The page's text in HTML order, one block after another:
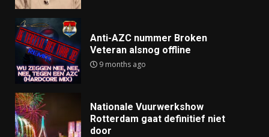
Anti-AZC nummer Broken
Veteran alsnog offline
9 months ago
Nationale Vuurwerkshow
Rotterdam gaat definitief niet
door